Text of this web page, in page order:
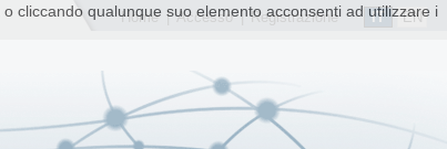
IT EN
Home |Accesso| Registrazione
cliccando qualunque suo elemento acconsenti ad utilizzare i